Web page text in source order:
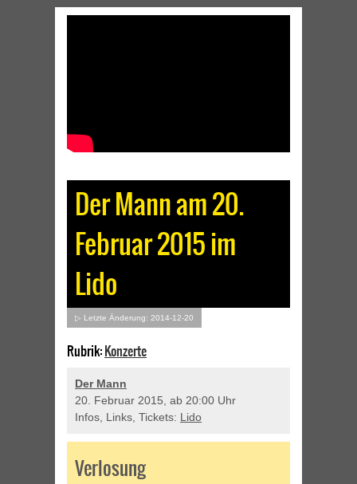
Der Mann am 20.
Februar 2015 im
Lido
▷ Letzte Änderung: 2014-12-20
Rubrik:Konzerte
Der Mann
20. Februar 2015, ab 20:00 Uhr
Infos, Links, Tickets: Lido
Verlosung